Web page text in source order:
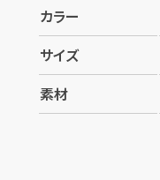
カラー
サイズ
素材